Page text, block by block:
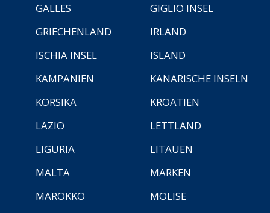
GALLES
GIGLIO INSEL
GRIECHENLAND
IRLAND
ISCHIA INSEL
ISLAND
KAMPANIEN
KANARISCHE INSELN
KORSIKA
KROATIEN
LAZIO
LETTLAND
LIGURIA
LITAUEN
MALTA
MARKEN
MAROKKO
MOLISE